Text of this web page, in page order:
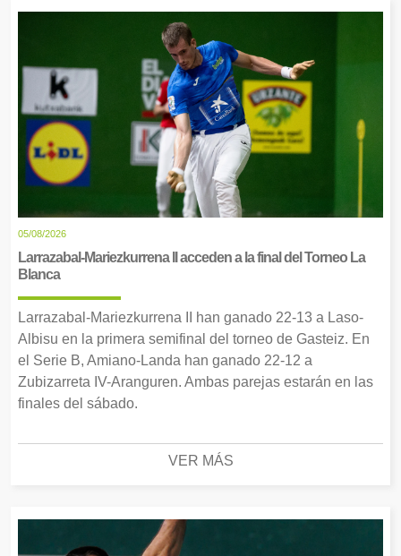
05/08/2026
Larrazabal-Mariezkurrena II acceden a la final del Torneo La
Blanca
Larrazabal-Mariezkurrena II han ganado 22-13 a Laso-
Albisu en la primera semifinal del torneo de Gasteiz. En
el Serie B, Amiano-Landa han ganado 22-12 a
Zubizarreta IV-Aranguren. Ambas parejas estarán en las
finales del sábado.
VER MÁS